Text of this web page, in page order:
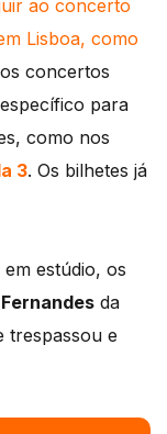
ao concerto
Lisboa, como
concertos
para
como nos
3. Os bilhetes já
estúdio, os
da
trespassou e